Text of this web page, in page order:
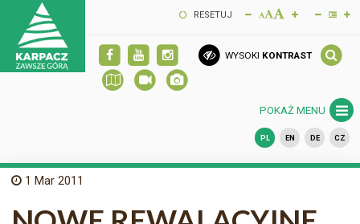
RESETUJ
WYSOKI KONTRAST
POKAŻ MENU
PL EN DE CZ
1 Mar 2011